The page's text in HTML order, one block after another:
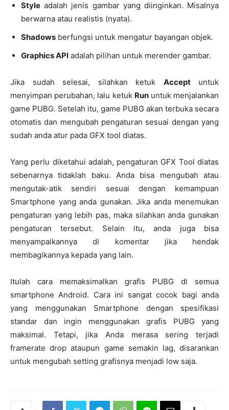
Style adalah jenis gambar yang diinginkan. Misalnya
berwarna atau realistis (nyata).
Shadows berfungsi untuk mengatur bayangan objek.
Graphics API adalah pilihan untuk merender gambar.
Jika sudah selesai, silahkan ketuk Acceptuntuk
menyimpan perubahan, lalu ketuk Rununtuk menjalankan
game PUBG. Setelah itu, game PUBG akan terbuka secara
otomatis dan mengubah pengaturan sesuai dengan yang
sudah anda atur pada GFX tool diatas.
Yang perlu diketahui adalah, pengaturan GFX Tool diatas
sebenarnya tidaklah baku. Anda bisa mengubah atau
mengutak-atik sendiri sesuai dengan kemampuan
Smartphone yang anda gunakan. Jika anda menemukan
pengaturan yang lebih pas, maka silahkan anda gunakan
pengaturan tersebut. Selain itu, anda juga bisa
menyampaikannya di komentar jika hendak
membagikannya kepada yang lain.
Itulah cara memaksimalkan grafis PUBG di semua
smartphone Android. Cara ini sangat cocok bagi anda
yang menggunakan Smartphone dengan spesifikasi
standar dan ingin menggunakan grafis PUBG yang
maksimal. Tetapi, jika Anda merasa sering terjadi
framerate drop ataupun game semakin lag, disarankan
untuk mengubah setting grafisnya menjadi low saja.